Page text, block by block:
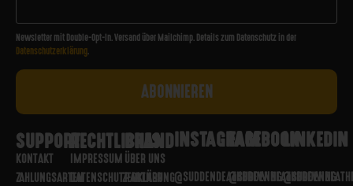
Newsletter mit Double-Opt-In. Versand über Mailchimp. Details zum Datenschutz in der
Datenschutzerklärung.
SUPPORT
KONTAKT
ZAHLUNGSARTEN
RECHTLICHES
IMPRESSUM
DATENSCHUTZERKLÄRUNG
BRAND
ÜBER UNS
PARTNER
INSTAGRAM
@SUDDENDEATHBREWING
FACEBOOK
@SUDDENDEATHBREWING
LINKEDIN